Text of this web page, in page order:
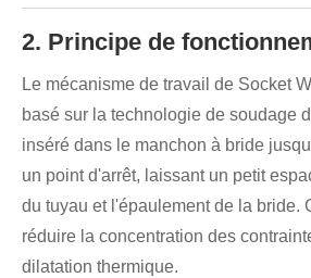
2. Principe de
Le mécanisme de travail de Socket
basé sur la technologie de soudage
inséré dans le manchon à bride
un point d'arrêt, laissant un petit
du tuyau et l'épaulement de la bride.
réduire la concentration des
dilatation thermique.